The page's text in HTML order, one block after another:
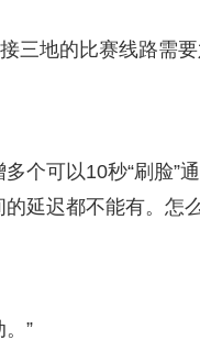
三地的比赛线路需
个可以10秒“刷脸”
延迟都不能有。怎
”